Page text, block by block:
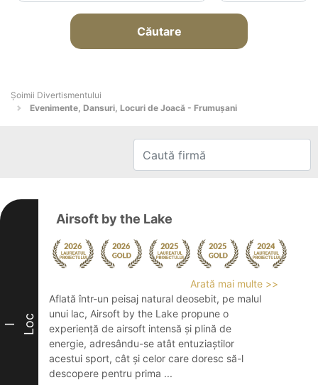
Căutare
Şoimii Divertismentului
Evenimente, Dansuri, Locuri de Joacă - Frumuşani
I Loc
Airsoft by the Lake
Arată mai multe >>
Aflată într-un peisaj natural deosebit, pe malul
unui lac, Airsoft by the Lake propune o
experiență de airsoft intensă și plină de
energie, adresându-se atât entuziaștilor
acestui sport, cât și celor care doresc să-l
descopere pentru prima ...